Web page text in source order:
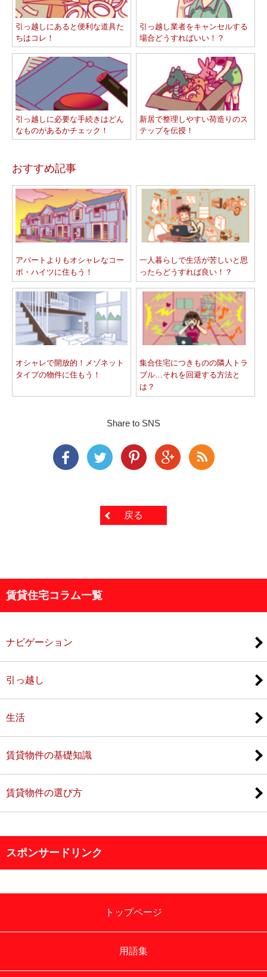
引っ越しにあると便利な道具た
ちはコレ！
引っ越し業者をキャンセルする
場合どうすればいい！？
引っ越しに必要な手続きはどん
なものがあるかチェック！
新居で整理しやすい荷造りのス
テップを伝授！
おすすめ記事
アパートよりもオシャレなコー
ポ・ハイツに住もう！
一人暮らしで生活が苦しいと思
ったらどうすれば良い！？
オシャレで開放的！メゾネット
タイプの物件に住もう！
集合住宅につきものの隣人トラ
ブル…それを回避する方法と
は？
Share to SNS
戻る
賃貸住宅コラム一覧
ナビゲーション
引っ越し
生活
賃貸物件の基礎知識
賃貸物件の選び方
スポンサードリンク
トップページ
用語集